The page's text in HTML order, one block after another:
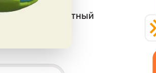
бесплатный
веба и